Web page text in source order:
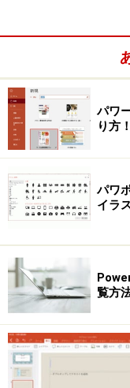
PowerPoint
PowerPointの字幕
とマイクを接続し
マイク付きカメラ
デスクトップパソ
マイクが正常に使
クバーの右下にあ
れるメニューから
します。
パワ
り方
パワ
イラ
覧方